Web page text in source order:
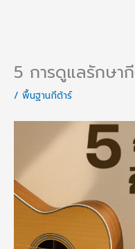
5 การดูแลรักษา
/ พื้นฐานกีต้าร์